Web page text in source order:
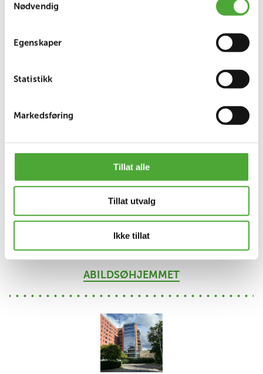
Nødvendig
Egenskaper
Statistikk
Markedsføring
Tillat alle
Tillat utvalg
Ikke tillat
ABILDSØHJEMMET